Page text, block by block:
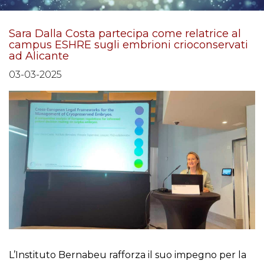
Sara Dalla Costa partecipa come relatrice al
campus ESHRE sugli embrioni crioconservati
ad Alicante
03-03-2025
L’Instituto Bernabeu rafforza il suo impegno per la